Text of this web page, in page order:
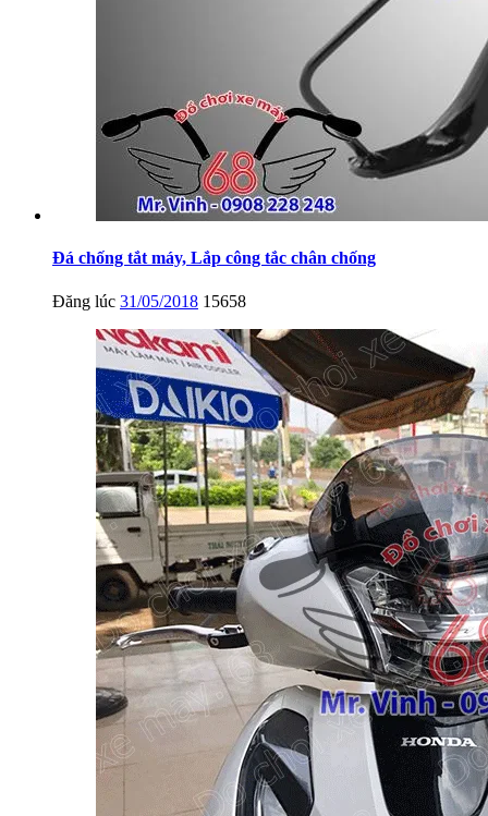
Đá chống tắt máy, Lắp công tắc chân chống
Đăng lúc 31/05/2018 15658